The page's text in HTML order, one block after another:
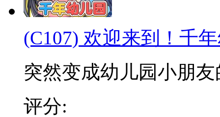
(C107) 欢迎来到！千
突然变成幼儿园小朋友
评分: